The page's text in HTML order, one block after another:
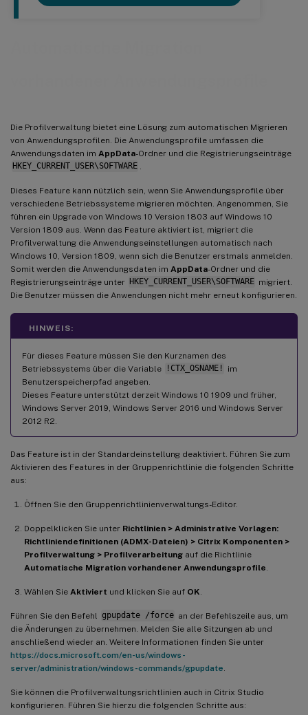
Die Profilverwaltung bietet eine Lösung zum automatischen Migrieren
von Anwendungsprofilen. Die Anwendungsprofile umfassen die
Anwendungsdaten im AppData-Ordner und die Registrierungseinträge
HKEY_CURRENT_USER\SOFTWARE
Dieses Feature kann nützlich sein, wenn Sie Anwendungsprofile über
verschiedene Betriebssysteme migrieren möchten. Angenommen, Sie
führen ein Upgrade von Windows 10 Version 1803 auf Windows 10
Version 1809 aus. Wenn das Feature aktiviert ist, migriert die
Profilverwaltung die Anwendungseinstellungen automatisch nach
Windows 10, Version 1809, wenn sich die Benutzer erstmals anmelden.
Somit werden die Anwendungsdaten im AppData-Ordner und die
Registrierungseinträge unter HKEY_CURRENT_USER\SOFTWARE migriert.
Die Benutzer müssen die Anwendungen nicht mehr erneut konfigurieren.
HINWEIS:
Für dieses Feature müssen Sie den Kurznamen des
Betriebssystems über die Variable
!CTX_OSNAME!
im
Benutzerspeicherpfad angeben.
Dieses Feature unterstützt derzeit Windows 10 1909 und früher,
Windows Server 2019, Windows Server 2016 und Windows Server
2012 R2.
Das Feature ist in der Standardeinstellung deaktiviert. Führen Sie zum
Aktivieren des Features in der Gruppenrichtlinie die folgenden Schritte
aus:
Öffnen Sie den Gruppenrichtlinienverwaltungs-Editor.
Doppelklicken Sie unter Richtlinien > Administrative Vorlagen:
Richtliniendefinitionen (ADMX-Dateien) > Citrix Komponenten >
Profilverwaltung > Profilverarbeitung auf die Richtlinie
Automatische Migration vorhandener Anwendungsprofile
Wählen Sie Aktiviert und klicken Sie auf OK
Führen Sie den Befehl gpupdate /force an der Befehlszeile aus, um
die Änderungen zu übernehmen. Melden Sie alle Sitzungen ab und
anschließend wieder an. Weitere Informationen finden Sie unter
https://docs.microsoft.com/en-us/windows-
server/administration/windows-commands/gpupdate
Sie können die Profilverwaltungsrichtlinien auch in Citrix Studio
konfigurieren. Führen Sie hierzu die folgenden Schritte aus: